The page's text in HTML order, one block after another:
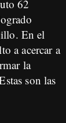
62
En el
a acercar a
la
son las